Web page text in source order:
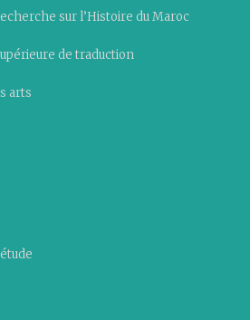
sur l’Histoire du Maroc
de traduction
arts